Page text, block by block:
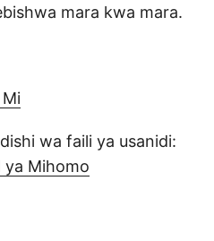
mara kwa mara.
wa faili ya usanidi:
ya Mihomo